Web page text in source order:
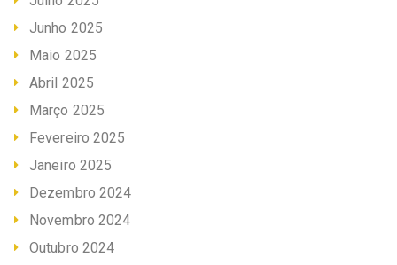
Junho 2025
Maio 2025
Abril 2025
Março 2025
Fevereiro 2025
Janeiro 2025
Dezembro 2024
Novembro 2024
Outubro 2024